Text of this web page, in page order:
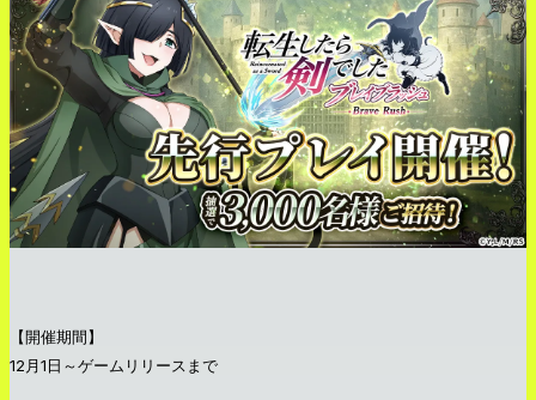
【開催期間】
12月1日～ゲームリリースまで